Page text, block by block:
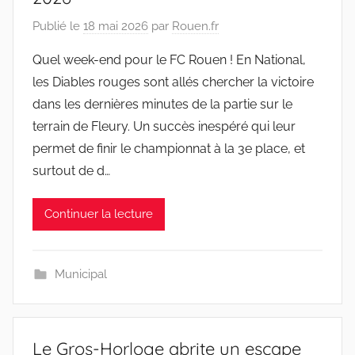
Publié le 18 mai 2026 par Rouen.fr
Quel week-end pour le FC Rouen ! En National,
les Diables rouges sont allés chercher la victoire
dans les dernières minutes de la partie sur le
terrain de Fleury. Un succès inespéré qui leur
permet de finir le championnat à la 3e place, et
surtout de d…
Continuer la lecture
Municipal
Le Gros-Horloge abrite un escape